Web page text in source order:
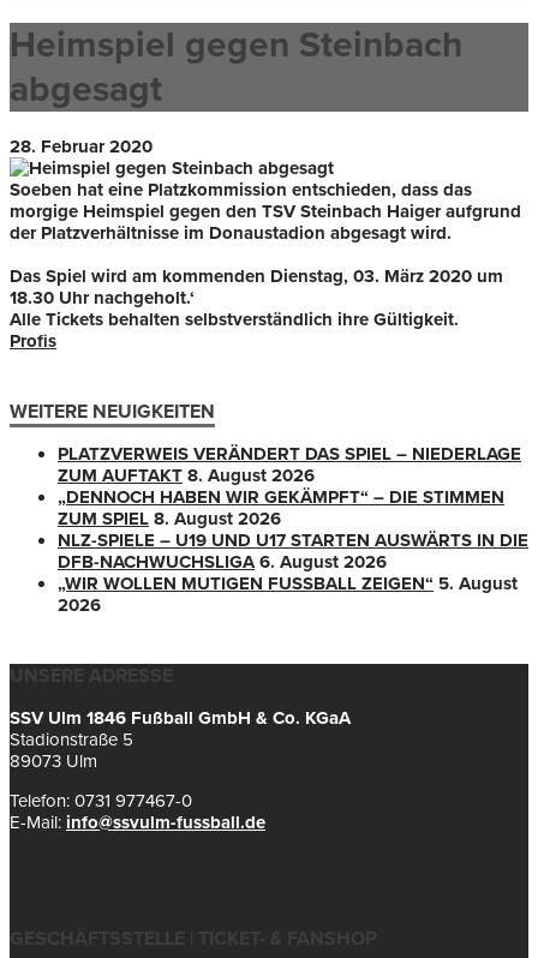
Heimspiel gegen Steinbach
abgesagt
28. Februar 2020
Soeben hat eine Platzkommission entschieden, dass das
morgige Heimspiel gegen den TSV Steinbach Haigeraufgrund
der Platzverhältnisse im Donaustadion abgesagt wird.
Das Spiel wird am kommenden Dienstag, 03. März 2020 um
18.30 Uhr nachgeholt.‘
Alle Tickets behalten selbstverständlich ihre Gültigkeit.
Profis
WEITERE NEUIGKEITEN
PLATZVERWEIS VERÄNDERT DAS SPIEL – NIEDERLAGE
ZUM AUFTAKT 8. August 2026
„DENNOCH HABEN WIR GEKÄMPFT“ – DIE STIMMEN
ZUM SPIEL 8. August 2026
NLZ-SPIELE – U19 UND U17 STARTEN AUSWÄRTS IN DIE
DFB-NACHWUCHSLIGA 6. August 2026
„WIR WOLLEN MUTIGEN FUSSBALL ZEIGEN“
5. August
2026
UNSERE ADRESSE
SSV Ulm 1846 Fußball GmbH & Co. KGaA
Stadionstraße 5
89073 Ulm
Telefon: 0731 977467-0
E-Mail: info@ssvulm-fussball.de
GESCHÄFTSSTELLE | TICKET- & FANSHOP